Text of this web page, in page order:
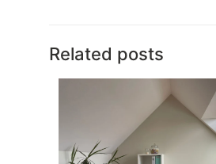
Related posts